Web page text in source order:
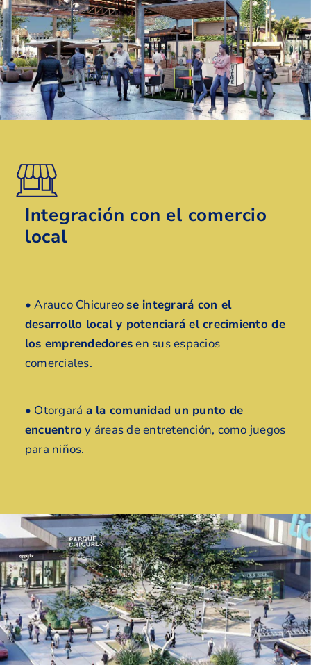
Integración con el comercio
local
• Arauco Chicureo se integrará con el
desarrollo local y potenciará el crecimiento de
los emprendedoresen sus espacios
comerciales.
• Otorgará a la comunidad un punto de
encuentro y áreas de entretención, como juegos
para niños.